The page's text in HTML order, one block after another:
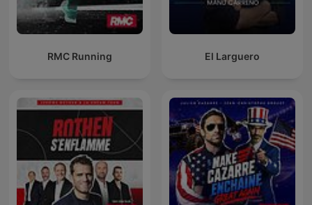
RMC Running El Larguero